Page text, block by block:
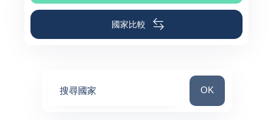
國家比較
搜尋國家 搜尋國家
OK